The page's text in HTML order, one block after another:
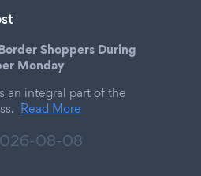
Shoppers During
Monday
an integral part of the
Read More
08-08